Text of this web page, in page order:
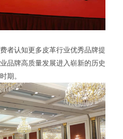
者认知更多皮革行业优秀品牌提
品牌高质量发展进入崭新的历史
时期。